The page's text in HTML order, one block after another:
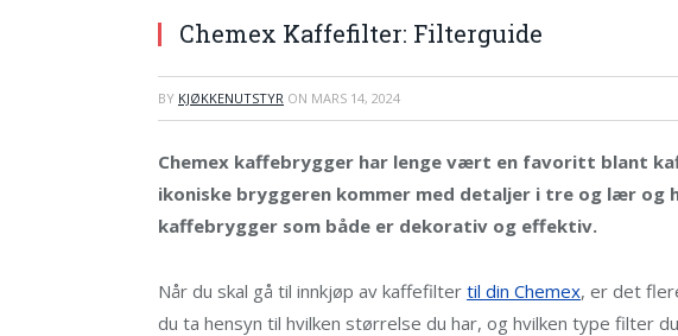
Chemex Kaffefilter: Filterguide
BY KJØKKENUTSTYR ON MARS 14, 2024
Chemex kaffebrygger har lenge vært en favoritt blant
ikoniske bryggeren kommer med detaljer i tre og lær og
kaffebrygger som både er dekorativ og effektiv.
Når du skal gå til innkjøp av kaffefilter til din Chemex, er det
du ta hensyn til hvilken størrelse du har, og hvilken type filter